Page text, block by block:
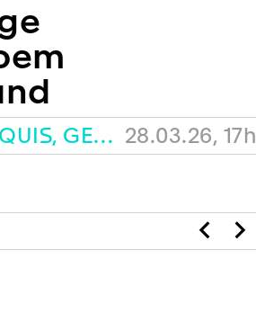
BAINS DES PÂQUIS, GENÈVE 28.03.26, 17h